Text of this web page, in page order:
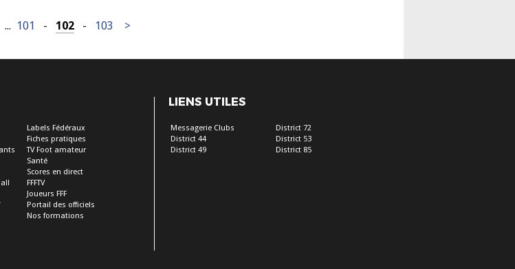
... 101 - 102 - 103 >
Labels Fédéraux
Fiches pratiques
TV Foot amateur
Santé
Scores en direct
FFFTV
Joueurs FFF
Portail des officiels
Nos formations
LIENS UTILES
Messagerie Clubs
District 44
District 49
District 72
District 53
District 85